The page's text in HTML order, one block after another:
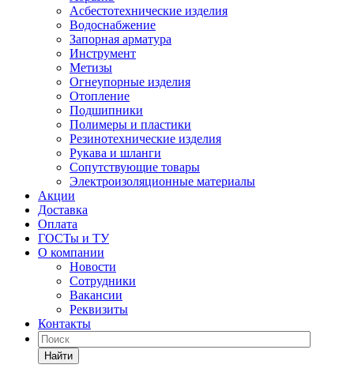
Асбестотехнические изделия
Водоснабжение
Запорная арматура
Инструмент
Метизы
Огнеупорные изделия
Отопление
Подшипники
Полимеры и пластики
Резинотехнические изделия
Рукава и шланги
Сопутствующие товары
Электроизоляционные материалы
Акции
Доставка
Оплата
ГОСТы и ТУ
О компании
Новости
Сотрудники
Вакансии
Реквизиты
Контакты
Найти